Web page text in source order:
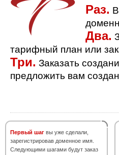
Раз.
Два.
тарифный план или
Три. Заказать
предложить вам
Первый шаг вы уже сделали,
зарегистрировав доменное имя.
Следующими шагами будут заказ